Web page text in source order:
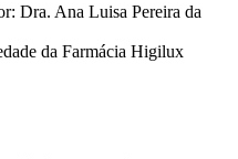
Dra. Ana Luisa Pereira da
da Farmácia Higilux